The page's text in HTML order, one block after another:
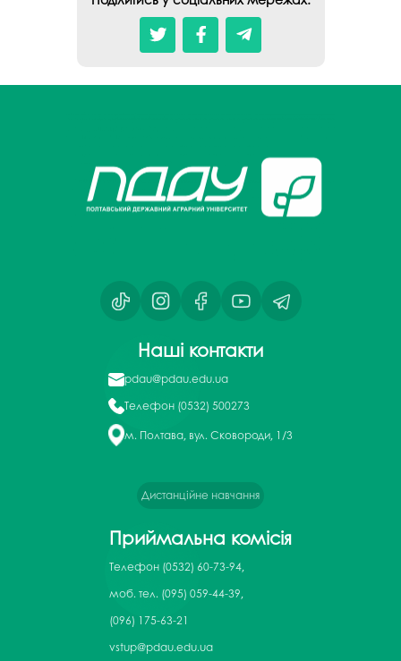
Наші контакти
pdau@pdau.edu.ua
Телефон (0532) 500273
м. Полтава, вул. Сковороди, 1/3
Дистанційне навчання
Приймальна комісія
Телефон (0532) 60-73-94,
моб. тел. (095) 059-44-39,
(096) 175-63-21
vstup@pdau.edu.ua